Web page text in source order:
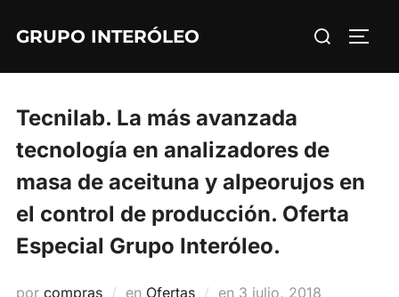
GRUPO INTERÓLEO Buscar:
Tecnilab. La más avanzada
tecnología en analizadores de
masa de aceituna y alpeorujos en
el control de producción. Oferta
Especial Grupo Interóleo.
por compras en Ofertas en Publicado
3 julio, 2018